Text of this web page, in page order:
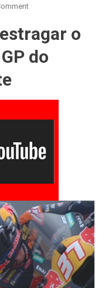
On
BRASIL
Deu
Na
o
do